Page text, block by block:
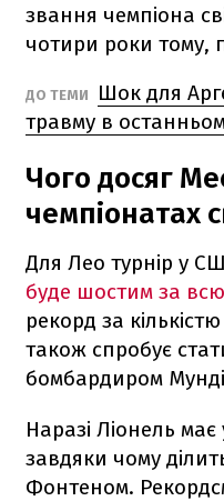
звання чемпіона
чотири роки тому,
ДО ТЕМИ
Шок для
травму в
Чого досяг
чемпіонатах
Для Лео турнір у
буде шостим за
рекорд за
також спробує
бомбардиром
Наразі Ліонель має
завдяки чому
Фонтеном.